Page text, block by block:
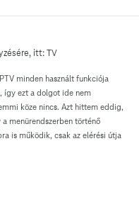
itt:TV
minden használt funkciója
így ezt a dolgot ide nem
köze nincs. Azt hittem eddig,
menürendszerben történő
is működik, csak az elérési útja